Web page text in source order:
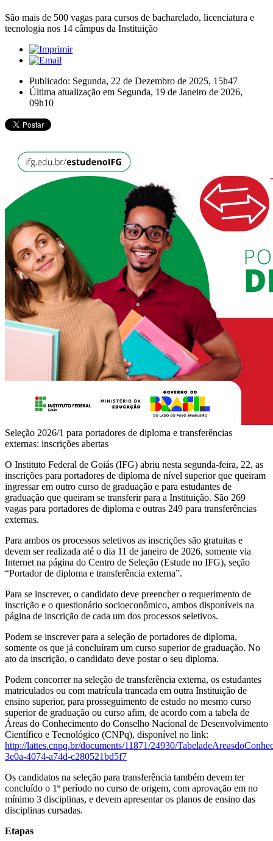
São mais de 500 vagas para cursos de bacharelado, licenciatura e
tecnologia nos 14 câmpus da Instituição
Publicado: Segunda, 22 de Dezembro de 2025, 15h47
Última atualização em Segunda, 19 de Janeiro de 2026,
09h10
Seleção 2026/1 para portadores de diploma e transferências
externas: inscrições abertas
O Instituto Federal de Goiás (IFG) abriu nesta segunda-feira, 22, as
inscrições para portadores de diploma de nível superior que queiram
ingressar em outro curso de graduação e para estudantes de
graduação que queiram se transferir para a Instituição. São 269
vagas para portadores de diploma e outras 249 para transferências
externas.
Para ambos os processos seletivos as inscrições são gratuitas e
devem ser realizada até o dia 11 de janeiro de 2026, somente via
Internet na página do Centro de Seleção (Estude no IFG), seção
“Portador de diploma e transferência externa”.
Para se inscrever, o candidato deve preencher o requerimento de
inscrição e o questionário socioeconômico, ambos disponíveis na
página de inscrição de cada um dos processos seletivos.
Podem se inscrever para a seleção de portadores de diploma,
somente os que já concluíram um curso superior de graduação. No
ato da inscrição, o candidato deve postar o seu diploma.
Podem concorrer na seleção de transferência externa, os estudantes
matriculados ou com matrícula trancada em outra Instituição de
ensino superior, para prosseguimento de estudo no mesmo curso
superior de graduação ou curso afim, de acordo com a tabela de
Áreas do Conhecimento do Conselho Nacional de Desenvolvimento
Científico e Tecnológico (CNPq), disponível no link:
http://lattes.cnpq.br/documents/11871/24930/
3e0a-4074-a74d-c280521bd5f7
Os candidatos na seleção para transferência também devem ter
concluído o 1º período no curso de origem, com aprovação em no
mínimo 3 disciplinas, e devem apresentar os planos de ensino das
disciplinas cursadas.
Etapas